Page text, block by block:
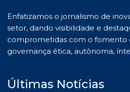
Enfatizamos o jornalismo de
setor, dando visibilidade e
comprometidas com o fomento
governança ética, autônoma,
Últimas Notícias